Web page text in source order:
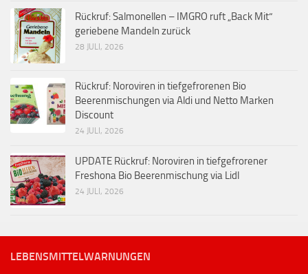
Rückruf: Salmonellen – IMGRO ruft „Back Mit“
geriebene Mandeln zurück
28 JULI, 2026
Rückruf: Noroviren in tiefgefrorenen Bio
Beerenmischungen via Aldi und Netto Marken
Discount
24 JULI, 2026
UPDATE Rückruf: Noroviren in tiefgefrorener
Freshona Bio Beerenmischung via Lidl
24 JULI, 2026
LEBENSMITTELWARNUNGEN